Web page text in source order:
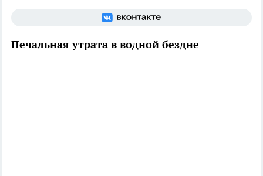
Печальная утрата в водной бездне